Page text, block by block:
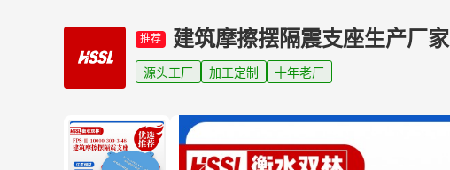
推荐 建筑摩擦摆隔震支座生产厂家
源头工厂 加工定制 十年老厂